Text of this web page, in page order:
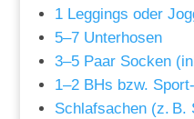
1 Leggings oder
5–7 Unterhosen
3–5 Paar Socken
1–2 BHs bzw.
Schlafsachen (z. B.